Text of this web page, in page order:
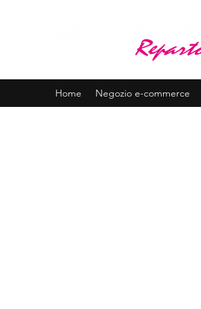
Home Negozio e-commerce